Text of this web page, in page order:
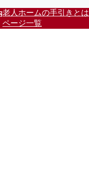
老人ホームの手引きとは
ページ一覧